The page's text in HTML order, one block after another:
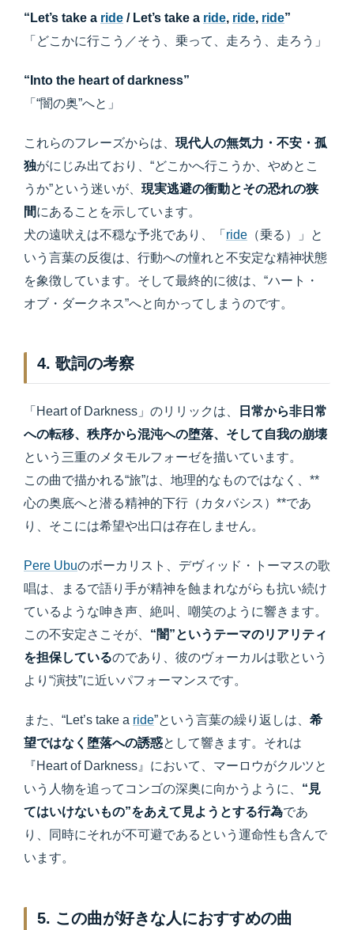
“Let’s take a ride / Let’s take a ride, ride, ride”
「どこかに行こう／そう、乗って、走ろう、走ろう」
“Into the heart of darkness”
「“闇の奥”へと」
これらのフレーズからは、 現代人の無気力・不安・孤
独がにじみ出ており、“どこかへ行こうか、やめとこ
うか”という迷いが、 現実逃避の衝動とその恐れの狭
間にあることを示しています。
犬の遠吠えは不穏な予兆であり、「 ride （乗る）」と
いう言葉の反復は、行動への憧れと不安定な精神状態
を象徴しています。そして最終的に彼は、“ハート・
オブ・ダークネス”へと向かってしまうのです。
4. 歌詞の考察
「Heart of Darkness」のリリックは、
日常から非日常
への転移、秩序から混沌への堕落、そして自我の崩壊
という三重のメタモルフォーゼを描いています。
この曲で描かれる“旅”は、地理的なものではなく、**
心の奥底へと潜る精神的下行（カタバシス）**であ
り、そこには希望や出口は存在しません。
Pere Ubuのボーカリスト、デヴィッド・トーマスの歌
唱は、まるで語り手が精神を蝕まれながらも抗い続け
ているような呻き声、絶叫、嘲笑のように響きます。
この不安定さこそが、 “闇”というテーマのリアリティ
を担保しているのであり、彼のヴォーカルは歌という
より“演技”に近いパフォーマンスです。
また、“Let’s take a ride”という言葉の繰り返しは、 希
望ではなく堕落への誘惑として響きます。それは
『Heart of Darkness』において、マーロウがクルツと
いう人物を追ってコンゴの深奥に向かうように、 “見
てはいけないもの”をあえて見ようとする行為であ
り、同時にそれが不可避であるという運命性も含んで
います。
5. この曲が好きな人におすすめの曲